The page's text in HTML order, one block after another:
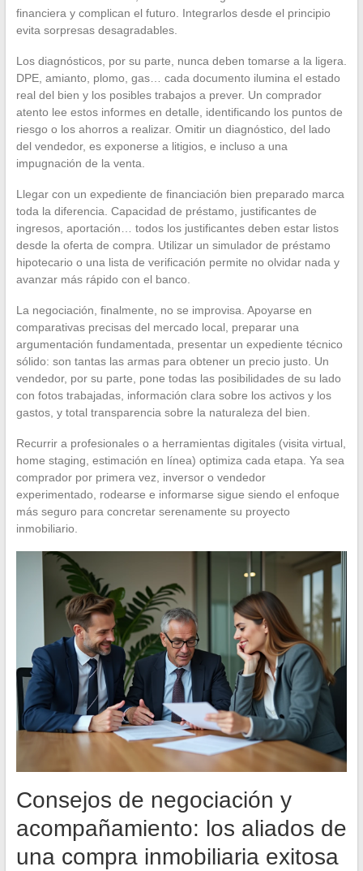
financiera y complican el futuro. Integrarlos desde el principio
evita sorpresas desagradables.
Los diagnósticos, por su parte, nunca deben tomarse a la ligera.
DPE, amianto, plomo, gas… cada documento ilumina el estado
real del bien y los posibles trabajos a prever. Un comprador
atento lee estos informes en detalle, identificando los puntos de
riesgo o los ahorros a realizar. Omitir un diagnóstico, del lado
del vendedor, es exponerse a litigios, e incluso a una
impugnación de la venta.
Llegar con un expediente de financiación bien preparado marca
toda la diferencia. Capacidad de préstamo, justificantes de
ingresos, aportación… todos los justificantes deben estar listos
desde la oferta de compra. Utilizar un simulador de préstamo
hipotecario o una lista de verificación permite no olvidar nada y
avanzar más rápido con el banco.
La negociación, finalmente, no se improvisa. Apoyarse en
comparativas precisas del mercado local, preparar una
argumentación fundamentada, presentar un expediente técnico
sólido: son tantas las armas para obtener un precio justo. Un
vendedor, por su parte, pone todas las posibilidades de su lado
con fotos trabajadas, información clara sobre los activos y los
gastos, y total transparencia sobre la naturaleza del bien.
Recurrir a profesionales o a herramientas digitales (visita virtual,
home staging, estimación en línea) optimiza cada etapa. Ya sea
comprador por primera vez, inversor o vendedor
experimentado, rodearse e informarse sigue siendo el enfoque
más seguro para concretar serenamente su proyecto
inmobiliario.
Consejos de negociación y
acompañamiento: los aliados de
una compra inmobiliaria exitosa